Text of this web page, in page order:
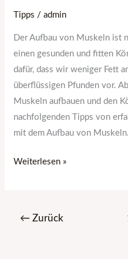
Tipps /admin
Der Aufbau von Muskeln ist
einen gesunden und fitten
dafür, dass wir weniger Fett
überflüssigen Pfunden vor.
Muskeln aufbauen und den
nachfolgenden Tipps von
mit dem Aufbau von
Weiterlesen »
← Zurück